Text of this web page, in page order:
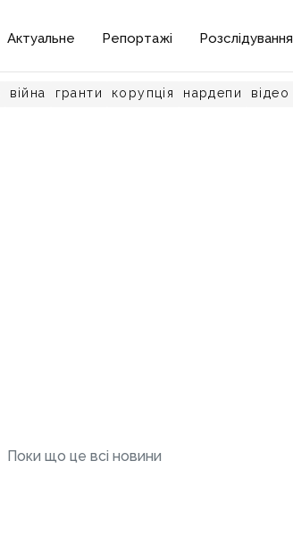
Актуальне Репортажі Розслідування
війна гранти корупція нардепи відео
Поки що це всі новини